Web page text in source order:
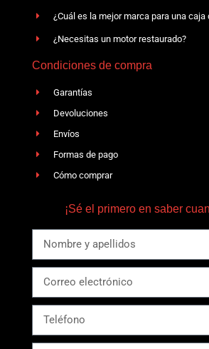
¿Cuál es la mejor marca para una caja
¿Necesitas un motor restaurado?
Condiciones de compra
Garantías
Devoluciones
Envíos
Formas de pago
Cómo comprar
¡Sé el primero en saber